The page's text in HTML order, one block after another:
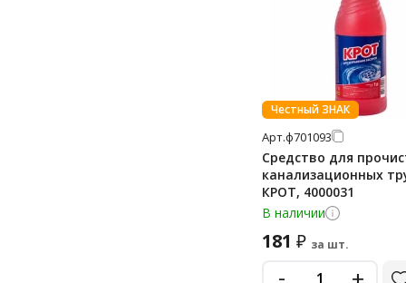
Честный ЗНАК
Арт.ф701093
Средство для
канализационных
КРОТ, 4000031
В наличии
181 ₽ за шт.
-